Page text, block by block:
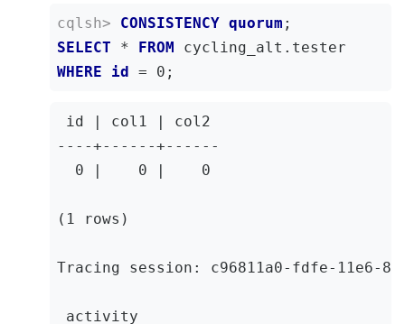
Sending REQUEST_RESPONSE
CONSISTENCY quorum ;
SELECT * FROM
WHERE
id = 0 ;
id | col1 | col2
----+------+------
  0 |    0 |    0
(1 rows)
Tracing session: c96811a0-fdfe-11e6-
activity